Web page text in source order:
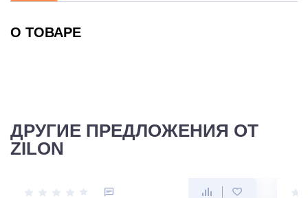
О ТОВАРЕ
ДРУГИЕ ПРЕДЛОЖЕНИЯ ОТ
ZILON